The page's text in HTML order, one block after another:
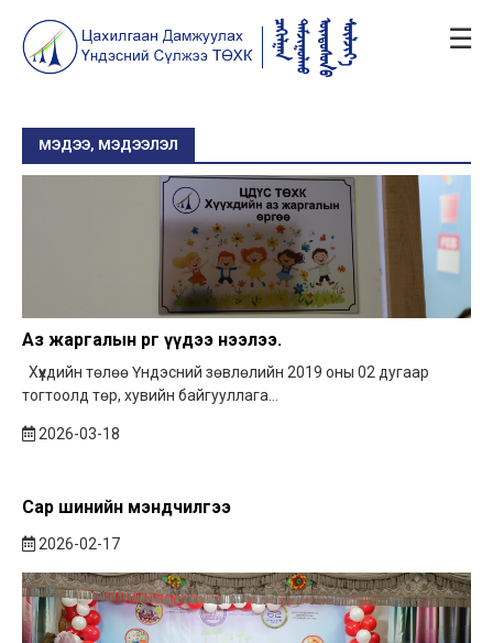
☰
МЭДЭЭ, МЭДЭЭЛЭЛ
Аз жаргалын өргөө үүдээ нээлээ.
Хүүхдийн төлөө Үндэсний зөвлөлийн 2019 оны 02 дугаар
тогтоолд төр, хувийн байгууллага...
2026-03-18
Сар шинийн мэндчилгээ
2026-02-17